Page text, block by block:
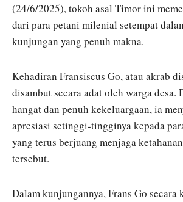
(24/6/2025), tokoh asal Timor ini
dari para petani milenial setempat
kunjungan yang penuh makna.
Kehadiran Fransiscus Go, atau akrab
disambut secara adat oleh warga desa.
hangat dan penuh kekeluargaan, ia
apresiasi setinggi-tingginya kepada
yang terus berjuang menjaga
tersebut.
Dalam kunjungannya, Frans Go secara